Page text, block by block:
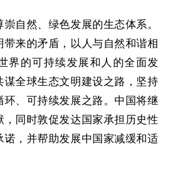
然、绿色发展的生态体系。
带来的矛盾，以人与自然和谐相
界的可持续发展和人的全面发
谋全球生态文明建设之路，坚持
环、可持续发展之路。中国将继
，同时敦促发达国家承担历史性
诺，并帮助发展中国家减缓和适